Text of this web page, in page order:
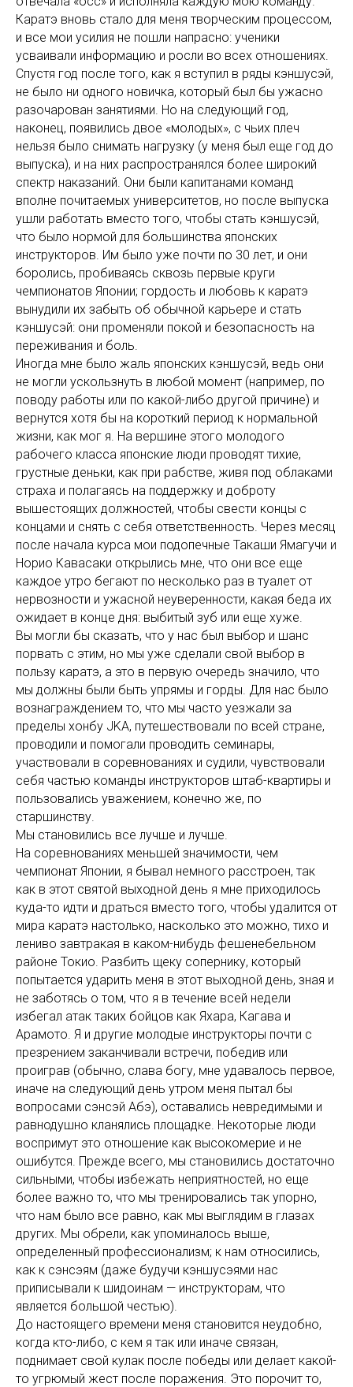
Каратэ вновь стало для меня творческим процессом,
и все мои усилия не пошли напрасно: ученики
усваивали информацию и росли во всех отношениях.
Спустя год после того, как я вступил в ряды кэншусэй,
не было ни одного новичка, который был бы ужасно
разочарован занятиями. Но на следующий год,
наконец, появились двое «молодых», с чьих плеч
нельзя было снимать нагрузку (у меня был еще год до
выпуска), и на них распространялся более широкий
спектр наказаний. Они были капитанами команд
вполне почитаемых университетов, но после выпуска
ушли работать вместо того, чтобы стать кэншусэй,
что было нормой для большинства японских
инструкторов. Им было уже почти по 30 лет, и они
боролись, пробиваясь сквозь первые круги
чемпионатов Японии; гордость и любовь к каратэ
вынудили их забыть об обычной карьере и стать
кэншусэй: они променяли покой и безопасность на
переживания и боль.
Иногда мне было жаль японских кэншусэй, ведь они
не могли ускользнуть в любой момент (например, по
поводу работы или по какой-либо другой причине) и
вернутся хотя бы на короткий период к нормальной
жизни, как мог я. На вершине этого молодого
рабочего класса японские люди проводят тихие,
грустные деньки, как при рабстве, живя под облаками
страха и полагаясь на поддержку и доброту
вышестоящих должностей, чтобы свести концы с
концами и снять с себя ответственность. Через месяц
после начала курса мои подопечные Такаши Ямагучи и
Норио Кавасаки открылись мне, что они все еще
каждое утро бегают по несколько раз в туалет от
нервозности и ужасной неуверенности, какая беда их
ожидает в конце дня: выбитый зуб или еще хуже.
Вы могли бы сказать, что у нас был выбор и шанс
порвать с этим, но мы уже сделали свой выбор в
пользу каратэ, а это в первую очередь значило, что
мы должны были быть упрямы и горды. Для нас было
вознаграждением то, что мы часто уезжали за
пределы хонбу JKA, путешествовали по всей стране,
проводили и помогали проводить семинары,
участвовали в соревнованиях и судили, чувствовали
себя частью команды инструкторов штаб-квартиры и
пользовались уважением, конечно же, по
старшинству.
Мы становились все лучше и лучше.
На соревнованиях меньшей значимости, чем
чемпионат Японии, я бывал немного расстроен, так
как в этот святой выходной день я мне приходилось
куда-то идти и драться вместо того, чтобы удалится от
мира каратэ настолько, насколько это можно, тихо и
лениво завтракая в каком-нибудь фешенебельном
районе Токио. Разбить щеку сопернику, который
попытается ударить меня в этот выходной день, зная и
не заботясь о том, что я в течение всей недели
избегал атак таких бойцов как Яхара, Кагава и
Арамото. Я и другие молодые инструкторы почти с
презрением заканчивали встречи, победив или
проиграв (обычно, слава богу, мне удавалось первое,
иначе на следующий день утром меня пытал бы
вопросами сэнсэй Абэ), оставались невредимыми и
равнодушно кланялись площадке. Некоторые люди
воспримут это отношение как высокомерие и не
ошибутся. Прежде всего, мы становились достаточно
сильными, чтобы избежать неприятностей, но еще
более важно то, что мы тренировались так упорно,
что нам было все равно, как мы выглядим в глазах
других. Мы обрели, как упоминалось выше,
определенный профессионализм; к нам относились,
как к сэнсэям (даже будучи кэншусэями нас
приписывали к шидоинам — инструкторам, что
является большой честью).
До настоящего времени меня становится неудобно,
когда кто-либо, с кем я так или иначе связан,
поднимает свой кулак после победы или делает какой-
то угрюмый жест после поражения. Это порочит то,